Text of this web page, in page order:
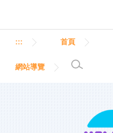
主
::: 首頁
網站導覽